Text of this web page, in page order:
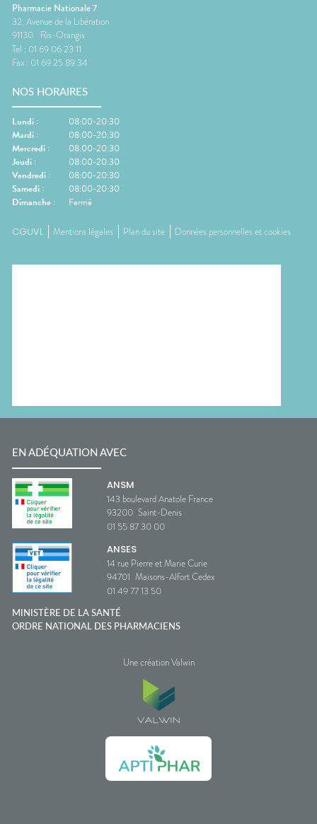
Pharmacie Nationale 7
32, Avenue de la Libération
91130 Ris-Orangis
Tel : 01 69 06 23 11
Fax : 01 69 25 89 34
NOS HORAIRES
Lundi :
08:00-20:30
Mardi :
08:00-20:30
Mercredi :
08:00-20:30
Jeudi :
08:00-20:30
Vendredi :
08:00-20:30
Samedi :
08:00-20:30
Dimanche : Fermé
CGUVL Mentions légales Plan du site Données personnelles et cookies
EN ADÉQUATION AVEC
ANSM
143 boulevard Anatole France
93200 Saint-Denis
01 55 87 30 00
ANSES
14 rue Pierre et Marie Curie
94701 Maisons-Alfort Cedex
01 49 77 13 50
MINISTÈRE DE LA SANTÉ
ORDRE NATIONAL DES PHARMACIENS
Une création Valwin